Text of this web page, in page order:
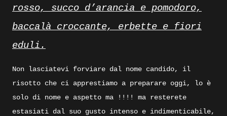
rosso, succo d’arancia e pomodoro,
baccalà croccante, erbette e fiori
eduli.
Non lasciatevi forviare dal nome candido, il
risotto che ci apprestiamo a preparare oggi, lo è
solo di nome e aspetto ma !!!! ma resterete
estasiati dal suo gusto intenso e indimenticabile,